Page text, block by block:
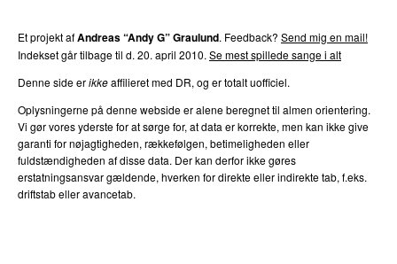
Et projekt afAndreas “Andy G” Graulund. Feedback? Send mig en mail!
Indekset går tilbage til d. 20. april 2010. Se mest spillede sange i alt
Denne side erikkeaffilieret med DR, og er totalt uofficiel.
Oplysningerne på denne webside er alene beregnet til almen orientering.
Vi gør vores yderste for at sørge for, at data er korrekte, men kan ikke give
garanti for nøjagtigheden, rækkefølgen, betimeligheden eller
fuldstændigheden af disse data. Der kan derfor ikke gøres
erstatningsansvar gældende, hverken for direkte eller indirekte tab, f.eks.
driftstab eller avancetab.